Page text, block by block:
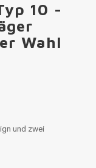
10 -
Wahl
und zwei